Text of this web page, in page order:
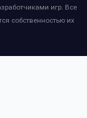
игр. Все
собственностью их